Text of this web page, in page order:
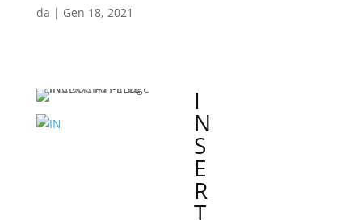
da | Gen 18, 2021
I
N
S
E
R
T